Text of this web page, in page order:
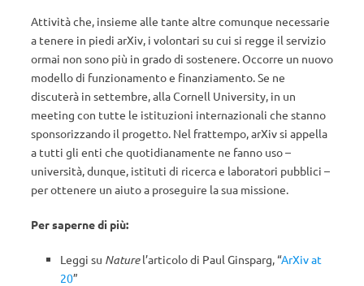
Attività che, insieme alle tante altre comunque necessarie
a tenere in piedi arXiv, i volontari su cui si regge il servizio
ormai non sono più in grado di sostenere. Occorre un nuovo
modello di funzionamento e finanziamento. Se ne
discuterà in settembre, alla Cornell University, in un
meeting con tutte le istituzioni internazionali che stanno
sponsorizzando il progetto. Nel frattempo, arXiv si appella
a tutti gli enti che quotidianamente ne fanno uso –
università, dunque, istituti di ricerca e laboratori pubblici –
per ottenere un aiuto a proseguire la sua missione.
Per saperne di più:
Leggi su Naturel’articolo di Paul Ginsparg, “ArXiv at
20”